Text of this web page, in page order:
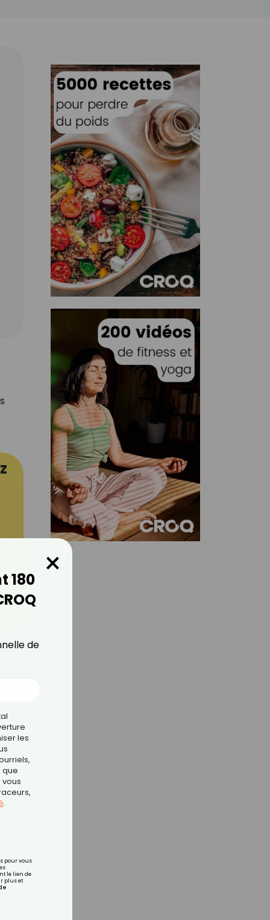
×
180
de
les
que
.
pour vous
le lien de
plus et